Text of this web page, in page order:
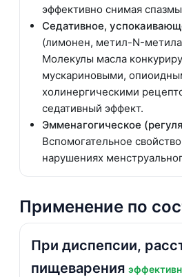
эффективно снимая
Седативное,
(лимонен, метил-N-
Молекулы масла
мускариновыми,
холинергическими
седативный эффект.
Эмменагогическое
Вспомогательное
нарушениях
Применение по
При диспепсии,
пищеварения